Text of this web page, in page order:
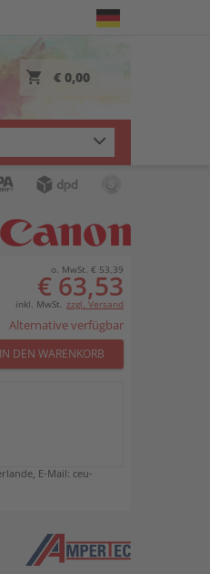
€ 0,00
o. MwSt. € 53,39
€ 63,53
inkl. MwSt. zzgl. Versand
Alternative verfügbar
IN DEN WARENKORB
E-Mail: ceu-